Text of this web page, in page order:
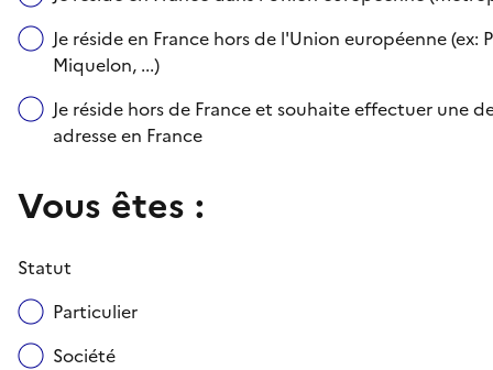
Je réside en France hors de l'Union européenne
Miquelon, ...)
Je réside hors de France et souhaite effectuer une
adresse en France
Vous êtes :
Statut
Particulier
Société